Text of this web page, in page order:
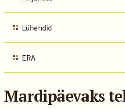
Lühendid
ERA
Mardipäevaks